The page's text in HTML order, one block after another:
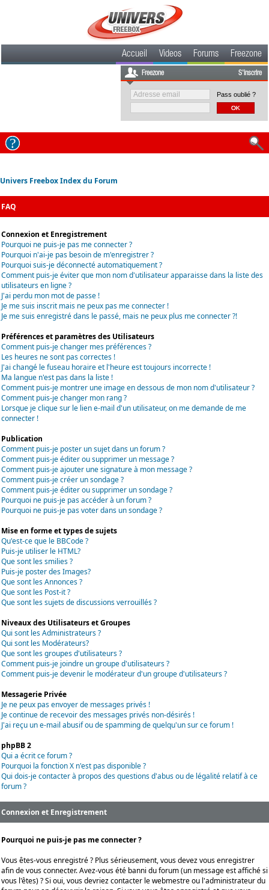
Accueil Videos Forums Freezone
Freezone S'inscrire
Pass oublié ?
Univers Freebox Index du Forum
FAQ
Connexion et Enregistrement
Pourquoi ne puis-je pas me connecter ?
Pourquoi n'ai-je pas besoin de m'enregistrer ?
Pourquoi suis-je déconnecté automatiquement ?
Comment puis-je éviter que mon nom d'utilisateur apparaisse dans la liste des
utilisateurs en ligne ?
J'ai perdu mon mot de passe !
Je me suis inscrit mais ne peux pas me connecter !
Je me suis enregistré dans le passé, mais ne peux plus me connecter ?!
Préférences et paramètres des Utilisateurs
Comment puis-je changer mes préférences ?
Les heures ne sont pas correctes !
J'ai changé le fuseau horaire et l'heure est toujours incorrecte !
Ma langue n'est pas dans la liste !
Comment puis-je montrer une image en dessous de mon nom d'utilisateur ?
Comment puis-je changer mon rang ?
Lorsque je clique sur le lien e-mail d'un utilisateur, on me demande de me
connecter !
Publication
Comment puis-je poster un sujet dans un forum ?
Comment puis-je éditer ou supprimer un message ?
Comment puis-je ajouter une signature à mon message ?
Comment puis-je créer un sondage ?
Comment puis-je éditer ou supprimer un sondage ?
Pourquoi ne puis-je pas accéder à un forum ?
Pourquoi ne puis-je pas voter dans un sondage ?
Mise en forme et types de sujets
Qu'est-ce que le BBCode ?
Puis-je utiliser le HTML?
Que sont les smilies ?
Puis-je poster des Images?
Que sont les Annonces ?
Que sont les Post-it ?
Que sont les sujets de discussions verrouillés ?
Niveaux des Utilisateurs et Groupes
Qui sont les Administrateurs ?
Qui sont les Modérateurs?
Que sont les groupes d'utilisateurs ?
Comment puis-je joindre un groupe d'utilisateurs ?
Comment puis-je devenir le modérateur d'un groupe d'utilisateurs ?
Messagerie Privée
Je ne peux pas envoyer de messages privés !
Je continue de recevoir des messages privés non-désirés !
J'ai reçu un e-mail abusif ou de spamming de quelqu'un sur ce forum !
phpBB 2
Qui a écrit ce forum ?
Pourquoi la fonction X n'est pas disponible ?
Qui dois-je contacter à propos des questions d'abus ou de légalité relatif à ce
forum ?
Connexion et Enregistrement
Pourquoi ne puis-je pas me connecter ?
Vous êtes-vous enregistré ? Plus sérieusement, vous devez vous enregistrer
afin de vous connecter. Avez-vous été banni du forum (un message est affiché si
vous l'êtes) ? Si oui, vous devriez contacter le webmestre ou l'administrateur du